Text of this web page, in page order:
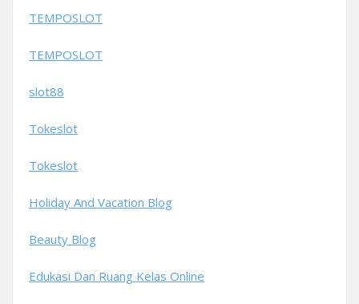
TEMPOSLOT
TEMPOSLOT
slot88
Tokeslot
Tokeslot
Holiday And Vacation Blog
Beauty Blog
Edukasi Dan Ruang Kelas Online